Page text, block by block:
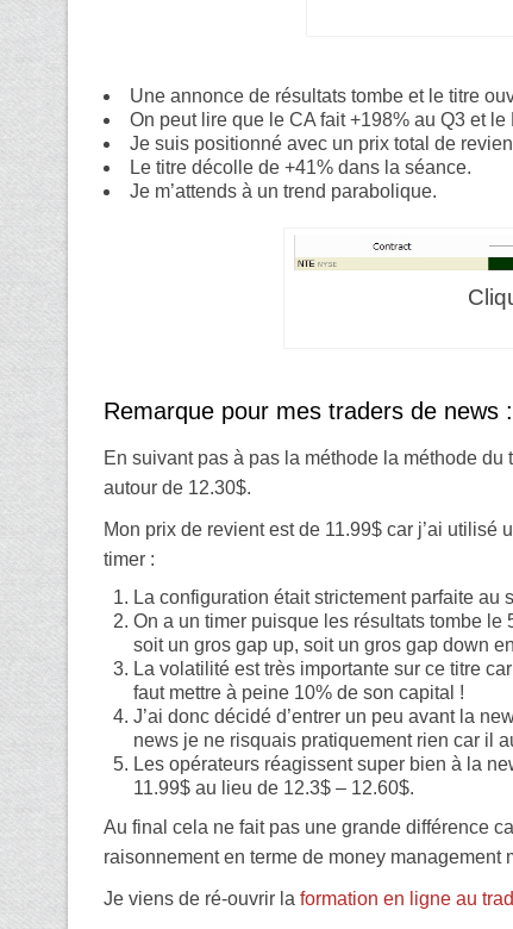
Une annonce de résultats tombe et le titre
On peut lire que le CA fait +198% au Q3 et le
Je suis positionné avec un prix total de
Le titre décolle de +41% dans la séance.
Je m’attends à un trend parabolique.
Remarque pour mes traders de news :
En suivant pas à pas la méthode la méthode
autour de 12.30$.
Mon prix de revient est de 11.99$ car j’ai
timer :
La configuration était strictement parfaite au
On a un timer puisque les résultats tombe le
soit un gros gap up, soit un gros gap down
La volatilité est très importante sur ce titre
faut mettre à peine 10% de son capital !
J’ai donc décidé d’entrer un peu avant la
news je ne risquais pratiquement rien car il
Les opérateurs réagissent super bien à la
11.99$ au lieu de 12.3$ – 12.60$.
Au final cela ne fait pas une grande différence
raisonnement en terme de money management
Je viens de ré-ouvrir la formation en ligne au